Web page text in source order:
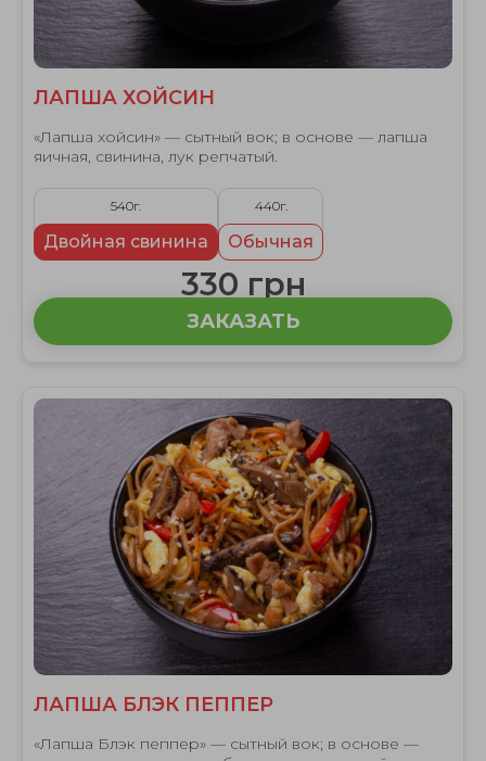
ЛАПША ХОЙСИН
«Лапша хойсин» — сытный вок; в основе — лапша
яичная, свинина, лук репчатый.
540г.
Двойная свинина
440г.
Обычная
330 грн
ЗАКАЗАТЬ
ЛАПША БЛЭК ПЕППЕР
«Лапша Блэк пеппер» — сытный вок; в основе —